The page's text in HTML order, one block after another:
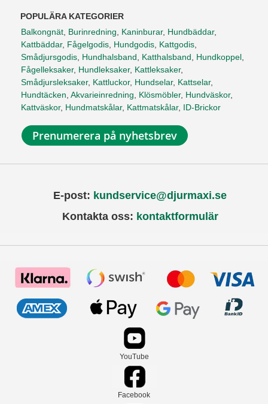
POPULÄRA KATEGORIER
Balkongnät, Burinredning, Kaninburar, Hundbäddar,
Kattbäddar, Fågelgodis, Hundgodis, Kattgodis,
Smådjursgodis, Hundhalsband, Katthalsband, Hundkoppel,
Fågelleksaker, Hundleksaker, Kattleksaker,
Smådjursleksaker, Kattluckor, Hundselar, Kattselar,
Hundtäcken, Akvarieinredning, Klösmöbler, Hundväskor,
Kattväskor, Hundmatskålar, Kattmatskålar, ID-Brickor
Prenumerera på nyhetsbrev
E-post: kundservice@djurmaxi.se
Kontakta oss: kontaktformulär
YouTube
Facebook